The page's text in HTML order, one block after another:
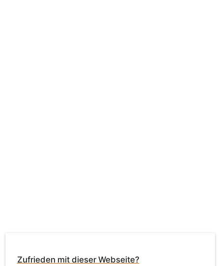
Zufrieden mit dieser Webseite?